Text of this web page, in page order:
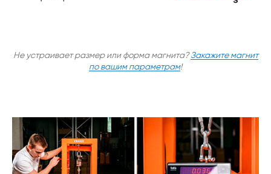
Не устраивает размер или форма магнита?Закажите магнит
по вашим параметрам!